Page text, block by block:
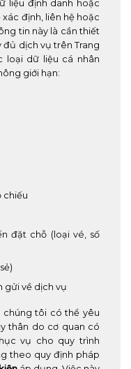
liệu định danh hoặc
định, liên hệ hoặc
tin này là cần thiết
dịch vụ trên Trang
loại dữ liệu cá nhân
giới hạn:
chiếu
đặt chỗ (loại vé, số
gửi về dịch vụ
chúng tôi có thể yêu
thân do cơ quan có
vụ cho quy trình
theo quy định pháp